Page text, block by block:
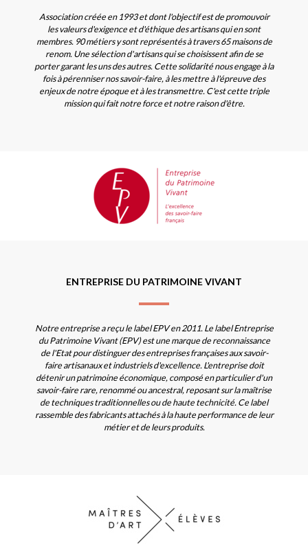
Association créée en 1993 et dont l'objectif est de promouvoir
les valeurs d'exigence et d'éthique des artisans qui en sont
membres. 90 métiers y sont représentés à travers 65 maisons de
renom. Une sélection d'artisans qui se choisissent afin de se
porter garant les uns des autres. Cette solidarité nous engage à la
fois à pérenniser nos savoir-faire, à les mettre à l'épreuve des
enjeux de notre époque et à les transmettre. C'est cette triple
mission qui fait notre force et notre raison d'être.
ENTREPRISE DU PATRIMOINE VIVANT
Notre entreprise a reçu le label EPV en 2011. Le label Entreprise
du Patrimoine Vivant (EPV) est une marque de reconnaissance
de l'Etat pour distinguer des entreprises françaises aux savoir-
faire artisanaux et industriels d'excellence. L'entreprise doit
détenir un patrimoine économique, composé en particulier d'un
savoir-faire rare, renommé ou ancestral, reposant sur la maîtrise
de techniques traditionnelles ou de haute technicité. Ce label
rassemble des fabricants attachés à la haute performance de leur
métier et de leurs produits.